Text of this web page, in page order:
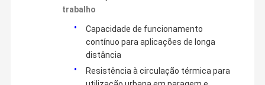
peças de motor do ônibus
Partes de transmissão de autocarros
trabalho
Capacidade de funcionamento
contínuo para aplicações de longa
distância
Resistência à circulação térmica para